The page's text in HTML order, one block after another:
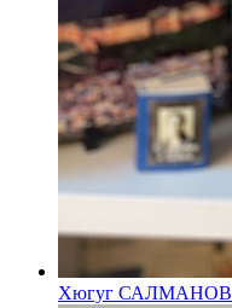
Хюгуг САЛМАНОВ